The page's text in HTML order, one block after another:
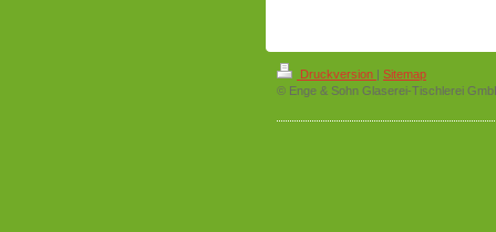
Druckversion | Sitemap
© Enge & Sohn Glaserei-Tischlerei